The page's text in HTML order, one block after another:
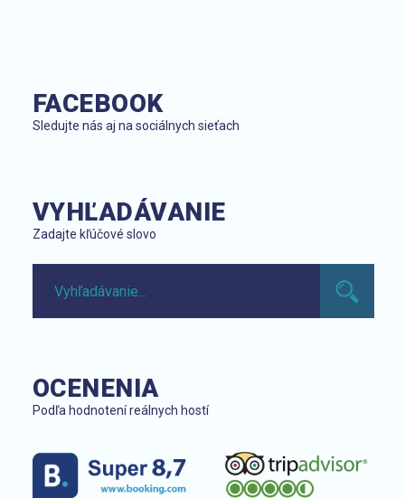
FACEBOOK
Sledujte nás aj na sociálnych sieťach
VYHĽADÁVANIE
Zadajte kľúčové slovo
OCENENIA
Podľa hodnotení reálnych hostí